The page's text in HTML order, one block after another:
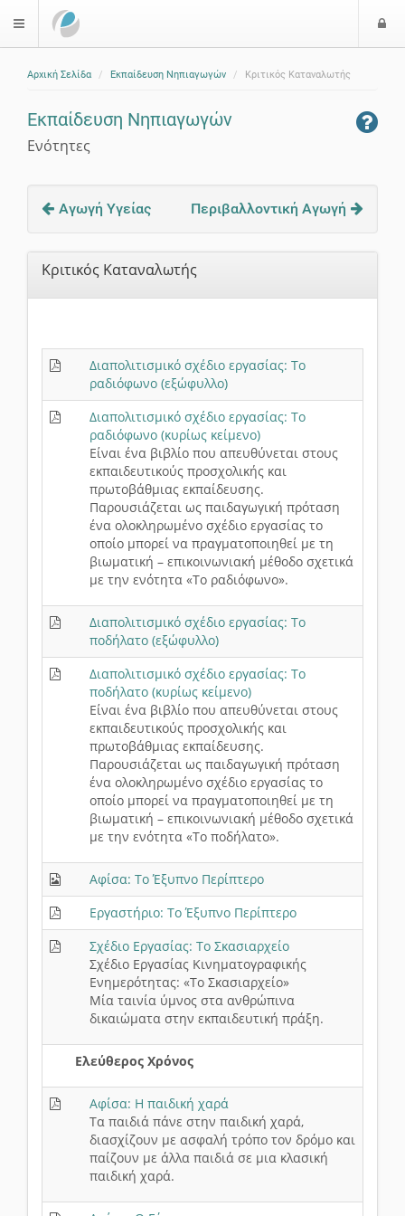
$langMenu
Αρχική Σελίδα Εκπαίδευση Νηπιαγωγών Κριτικός Καταναλωτής
Εκπαίδευση Νηπιαγωγών
Ενότητες
Αγωγή Υγείας Περιβαλλοντική Αγωγή
Κριτικός Καταναλωτής
Διαπολιτισμικό σχέδιο εργασίας: Το
ραδιόφωνο (εξώφυλλο)
Διαπολιτισμικό σχέδιο εργασίας: Το
ραδιόφωνο (κυρίως κείμενο)
Είναι ένα βιβλίο που απευθύνεται στους
εκπαιδευτικούς προσχολικής και
πρωτοβάθμιας εκπαίδευσης.
Παρουσιάζεται ως παιδαγωγική πρόταση
ένα ολοκληρωμένο σχέδιο εργασίας το
οποίο μπορεί να πραγματοποιηθεί με τη
βιωματική – επικοινωνιακή μέθοδο σχετικά
με την ενότητα «Το ραδιόφωνο».
Διαπολιτισμικό σχέδιο εργασίας: Το
ποδήλατο (εξώφυλλο)
Διαπολιτισμικό σχέδιο εργασίας: Το
ποδήλατο (κυρίως κείμενο)
Είναι ένα βιβλίο που απευθύνεται στους
εκπαιδευτικούς προσχολικής και
πρωτοβάθμιας εκπαίδευσης.
Παρουσιάζεται ως παιδαγωγική πρόταση
ένα ολοκληρωμένο σχέδιο εργασίας το
οποίο μπορεί να πραγματοποιηθεί με τη
βιωματική – επικοινωνιακή μέθοδο σχετικά
με την ενότητα «Το ποδήλατο».
Αφίσα: Το Έξυπνο Περίπτερο
Εργαστήριο: Το Έξυπνο Περίπτερο
Σχέδιο Εργασίας: Το Σκασιαρχείο
Σχέδιο Εργασίας Κινηματογραφικής
Ενημερότητας: «Το Σκασιαρχείο»
Μία ταινία ύμνος στα ανθρώπινα
δικαιώματα στην εκπαιδευτική πράξη.
Ελεύθερος Χρόνος
Αφίσα: Η παιδική χαρά
Τα παιδιά πάνε στην παιδική χαρά,
διασχίζουν με ασφαλή τρόπο τον δρόμο και
παίζουν με άλλα παιδιά σε μια κλασική
παιδική χαρά.